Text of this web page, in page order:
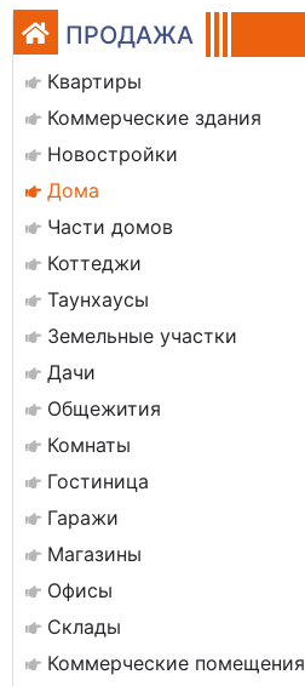
ПРОДАЖА
Квартиры
Коммерческие здания
Новостройки
Дома
Части домов
Коттеджи
Таунхаусы
Земельные участки
Дачи
Общежития
Комнаты
Гостиница
Гаражи
Магазины
Офисы
Склады
Коммерческие помещения